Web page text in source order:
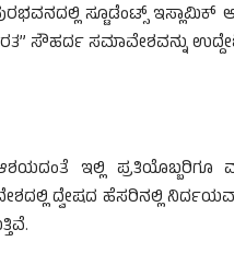
ಸ್ಟೂಡೆಂಟ್ಸ್
ಸೌಹರ್ದ ಸಮಾವೇಶವನ್ನು
ಇಲ್ಲಿ
ದ್ವೇಷದ ಹೆಸರಿನಲ್ಲಿ